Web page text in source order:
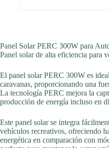
Panel Solar PERC 300W para
Panel solar de alta eficiencia para
El panel solar PERC 300W es
caravanas, proporcionando una
La tecnología PERC mejora la
producción de energía incluso en
Este panel solar se integra
vehículos recreativos, ofreciendo
energética en comparación con